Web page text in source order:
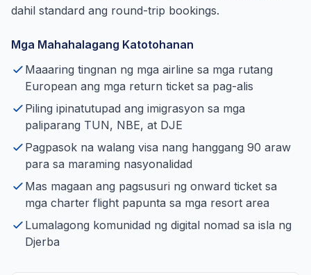
dahil standard ang round-trip bookings.
Mga Mahahalagang Katotohanan
Maaaring tingnan ng mga airline sa mga rutang
European ang mga return ticket sa pag-alis
Piling ipinatutupad ang imigrasyon sa mga
paliparang TUN, NBE, at DJE
Pagpasok na walang visa nang hanggang 90 araw
para sa maraming nasyonalidad
Mas magaan ang pagsusuri ng onward ticket sa
mga charter flight papunta sa mga resort area
Lumalagong komunidad ng digital nomad sa isla ng
Djerba